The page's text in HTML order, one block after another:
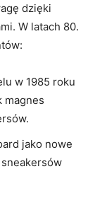
dzięki
W latach 80.
w 1985 roku
magnes
jako nowe